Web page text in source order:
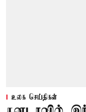
உலக செய்திகள்